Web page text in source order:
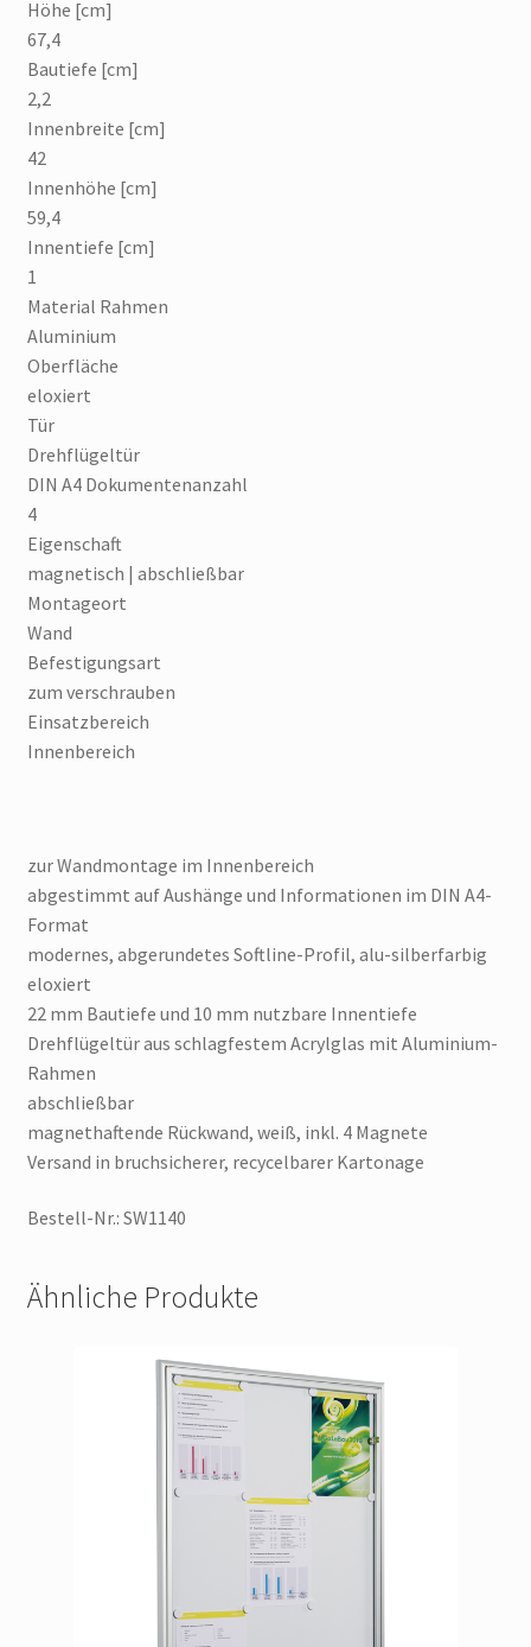
Höhe [cm]
67,4
Bautiefe [cm]
2,2
Innenbreite [cm]
42
Innenhöhe [cm]
59,4
Innentiefe [cm]
1
Material Rahmen
Aluminium
Oberfläche
eloxiert
Tür
Drehflügeltür
DIN A4 Dokumentenanzahl
4
Eigenschaft
magnetisch | abschließbar
Montageort
Wand
Befestigungsart
zum verschrauben
Einsatzbereich
Innenbereich
zur Wandmontage im Innenbereich
abgestimmt auf Aushänge und Informationen im DIN A4-
Format
modernes, abgerundetes Softline-Profil, alu-silberfarbig
eloxiert
22 mm Bautiefe und 10 mm nutzbare Innentiefe
Drehflügeltür aus schlagfestem Acrylglas mit Aluminium-
Rahmen
abschließbar
magnethaftende Rückwand, weiß, inkl. 4 Magnete
Versand in bruchsicherer, recycelbarer Kartonage
Bestell-Nr.: SW1140
Ähnliche Produkte